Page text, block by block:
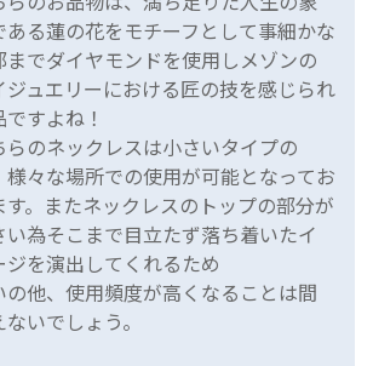
ある蓮の花をモチーフとして事細かな
までダイヤモンドを使用しメゾンの
ジュエリーにおける匠の技を感じられ
ですよね！
らのネックレスは小さいタイプの
様々な場所での使用が可能となってお
す。またネックレスのトップの部分が
い為そこまで目立たず落ち着いたイ
ジを演出してくれるため
の他、使用頻度が高くなることは間
いでしょう。